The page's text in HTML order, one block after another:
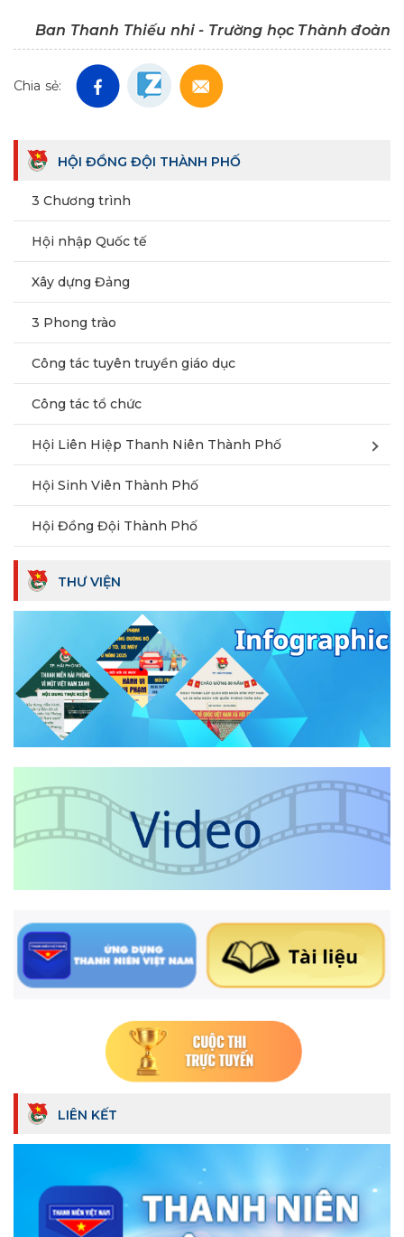
Ban Thanh Thiếu nhi - Trường học Thành đoàn
Chia sẻ:
HỘI ĐỒNG ĐỘI THÀNH PHỐ
3 Chương trình
Hội nhập Quốc tế
Xây dựng Đảng
3 Phong trào
Công tác tuyên truyền giáo dục
Công tác tổ chức
Hội Liên Hiệp Thanh Niên Thành Phố
Hội Sinh Viên Thành Phố
Hội Đồng Đội Thành Phố
THƯ VIỆN
LIÊN KẾT